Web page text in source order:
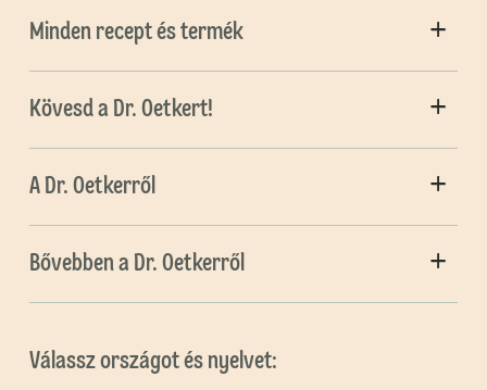
Minden recept és termék
Kövesd a Dr. Oetkert!
A Dr. Oetkerről
Bővebben a Dr. Oetkerről
Válassz országot és nyelvet: